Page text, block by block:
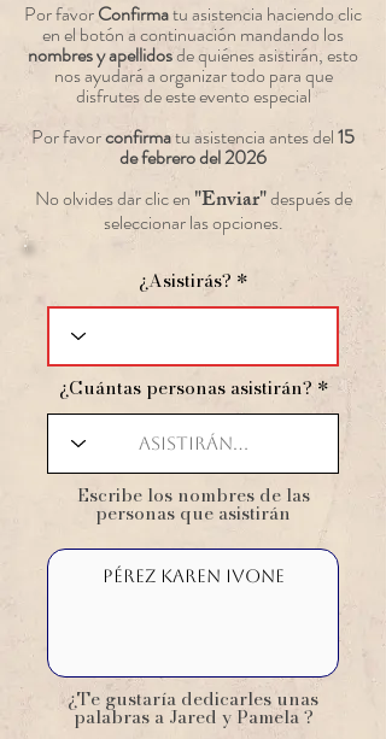
Por favorConfirmatu asistencia haciendo clic
en el botón a continuación mandando los
nombres y apellidosde quiénes asistirán, esto
nos ayudará a organizar todo para que
disfrutes de este evento especial
Por favorconfirmatu asistencia antes del15
de febrero del 2026
No olvides dar clic en "Enviar"después de
seleccionar las opciones.
¿Asistirás?
¿Cuántas personas asistirán?
​Escribe los nombres de las
personas que asistirán
¿Te gustaría dedicarles unas
palabras a Jared y Pamela ?